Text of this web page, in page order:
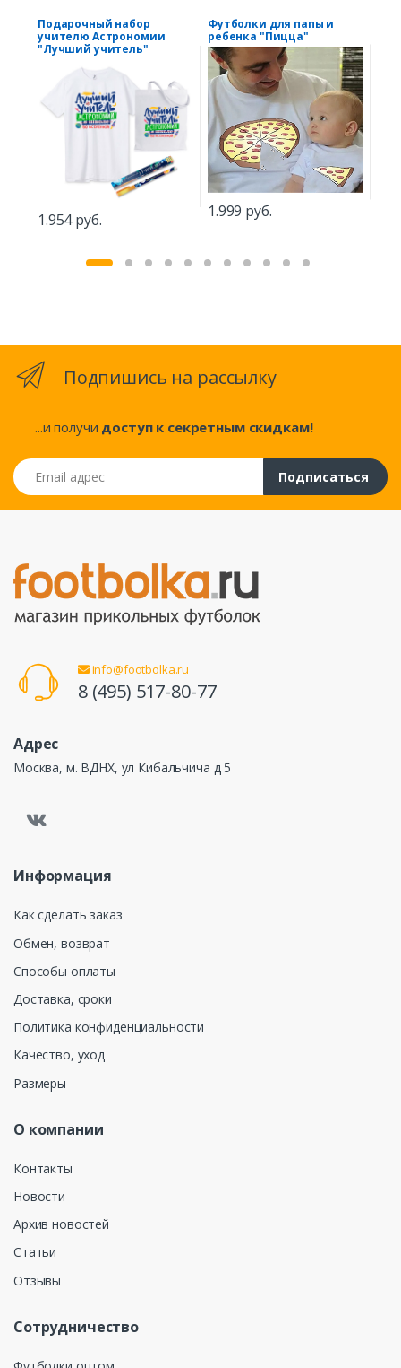
Подарочный набор
учителю Астрономии
"Лучший учитель"
1.954 руб.
Футболки для папы и
ребенка "Пицца"
1.999 руб.
Подпишись на рассылку
...и получи доступ к секретным скидкам!
Email адрес
Подписаться
info@footbolka.ru
8 (495) 517-80-77
Адрес
Москва, м. ВДНХ, ул Кибальчича д 5
Информация
Как сделать заказ
Обмен, возврат
Способы оплаты
Доставка, сроки
Политика конфиденциальности
Качество, уход
Размеры
О компании
Контакты
Новости
Архив новостей
Статьи
Отзывы
Сотрудничество